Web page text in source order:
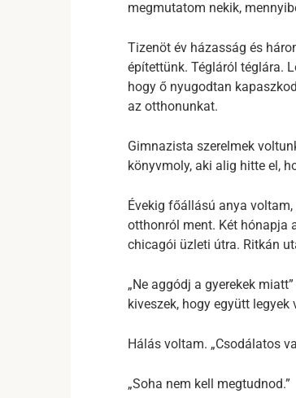
megmutatom nekik,
Tizenöt év házasság és
építettünk. Tégláról téglára.
hogy ő nyugodtan
az otthonunkat.
Gimnazista szerelmek
könyvmoly, aki alig hitte el,
Évekig főállású anya
otthonról ment. Két hónapja
chicagói üzleti útra. Ritkán
„Ne aggódj a gyerekek
kiveszek, hogy együtt legyek
Hálás voltam. „Csodálatos
„Soha nem kell megtudnod.”